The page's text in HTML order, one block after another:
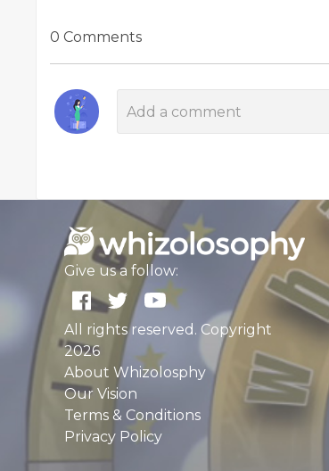
0 Comments
Give us a follow:
All rights reserved. Copyright
2026
About Whizolosphy
Our Vision
Terms & Conditions
Privacy Policy